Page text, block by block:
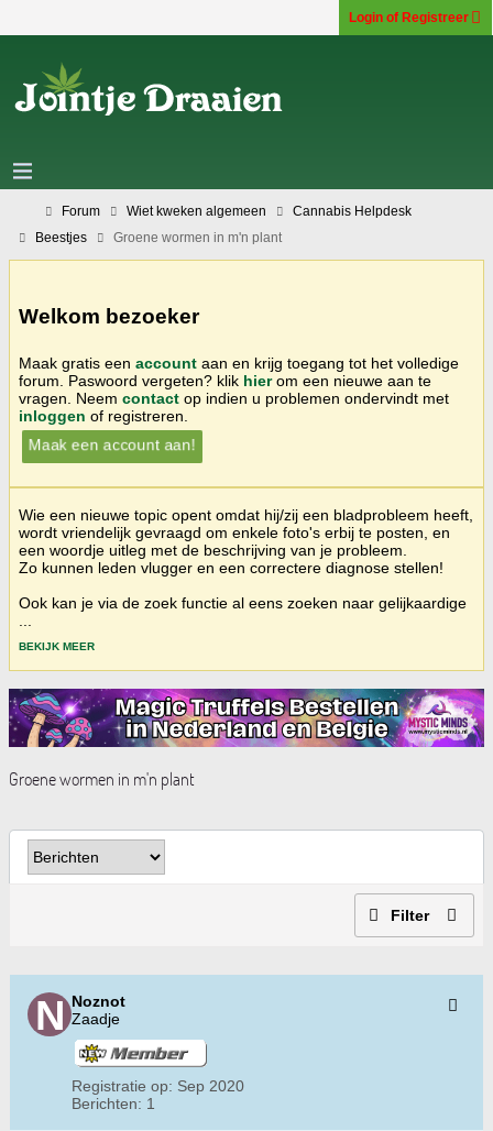
Login of Registreer
Forum Wiet kweken algemeen
Cannabis Helpdesk
Beestjes
Groene wormen in m'n plant
Welkom bezoeker
Maak gratis een account aan en krijg toegang tot het volledige
forum. Paswoord vergeten? klik hierom een nieuwe aan te
vragen. Neem contact op indien u problemen ondervindt met
inloggen of registreren.
Maak een account aan!
Wie een nieuwe topic opent omdat hij/zij een bladprobleem heeft,
wordt vriendelijk gevraagd om enkele foto's erbij te posten, en
een woordje uitleg met de beschrijving van je probleem.
Zo kunnen leden vlugger en een correctere diagnose stellen!
Ook kan je via de zoek functie al eens zoeken naar gelijkaardige
BEKIJK MEER
Groene wormen in m'n plant
Filter
Noznot
Zaadje
Registratie op: Sep 2020
Berichten: 1